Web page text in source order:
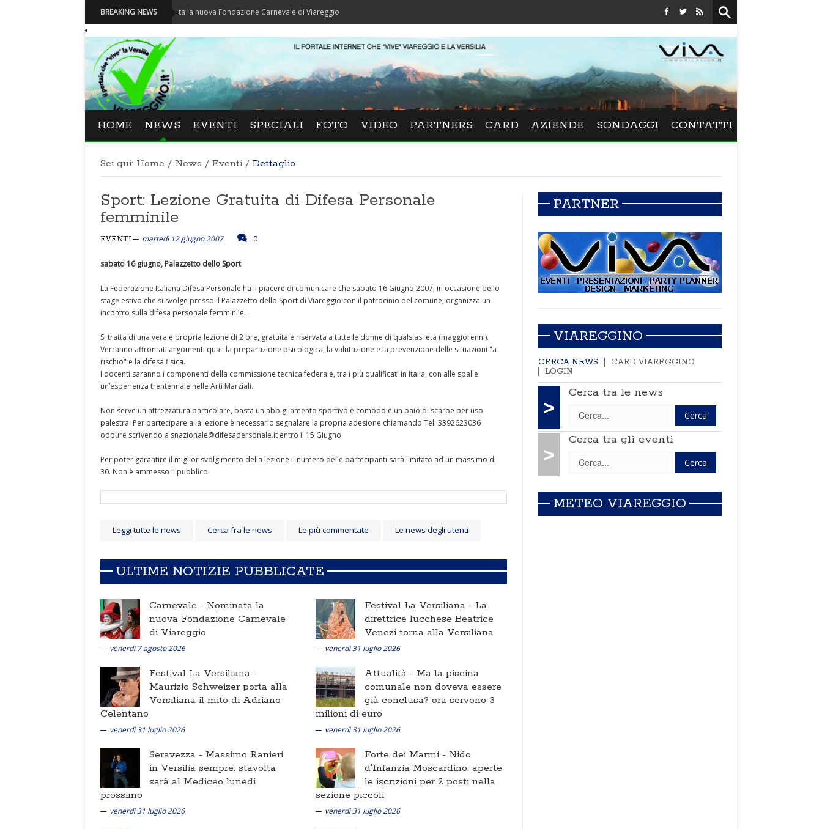
BREAKING NEWS
Carnevale - Nominata la nuova Fondazione Carnevale di Viareggio Festival La Versiliana - La direttrice lucchese Beatrice
HOME NEWS EVENTI SPECIALI FOTO VIDEO PARTNERS CARD AZIENDE SONDAGGI CONTATTI
Sei qui: Home / News / Eventi / Dettaglio
Sport: Lezione Gratuita di Difesa Personale
femminile
EVENTI martedì 12 giugno 2007 0
sabato 16 giugno, Palazzetto dello Sport
La Federazione Italiana Difesa Personale ha il piacere di comunicare che sabato 16 Giugno 2007, in occasione dello
stage estivo che si svolge presso il Palazzetto dello Sport di Viareggio con il patrocinio del comune, organizza un
incontro sulla difesa personale femminile.
Si tratta di una vera e propria lezione di 2 ore, gratuita e riservata a tutte le donne di qualsiasi età (maggiorenni).
Verranno affrontati argomenti quali la preparazione psicologica, la valutazione e la prevenzione delle situazioni "a
rischio" e la difesa fisica.
I docenti saranno i componenti della commissione tecnica federale, tra i più qualificati in Italia, con alle spalle
un’esperienza trentennale nelle Arti Marziali.
Non serve un'attrezzatura particolare, basta un abbigliamento sportivo e comodo e un paio di scarpe per uso
palestra. Per partecipare alla lezione è necessario segnalare la propria adesione chiamando Tel. 3392623036
oppure scrivendo a snazionale@difesapersonale.it entro il 15 Giugno.
Per poter garantire il miglior svolgimento della lezione il numero delle partecipanti sarà limitato ad un massimo di
30. Non è ammesso il pubblico.
Leggi tutte le news Cerca fra le news Le più commentate Le news degli utenti
ULTIME NOTIZIE PUBBLICATE
Carnevale - Nominata la
nuova Fondazione Carnevale
di Viareggio
venerdì 7 agosto 2026
Festival La Versiliana - La
direttrice lucchese Beatrice
Venezi torna alla Versiliana
venerdì 31 luglio 2026
Festival La Versiliana -
Maurizio Schweizer porta alla
Versiliana il mito di Adriano
Celentano
venerdì 31 luglio 2026
Attualità - Ma la piscina
comunale non doveva essere
già conclusa? ora servono 3
milioni di euro
venerdì 31 luglio 2026
Seravezza - Massimo Ranieri
in Versilia sempre: stavolta
sarà al Mediceo lunedi
prossimo
venerdì 31 luglio 2026
Forte dei Marmi - Nido
d'Infanzia Moscardino, aperte
le iscrizioni per 2 posti nella
sezione piccoli
venerdì 31 luglio 2026
PARTNER
VIAREGGINO
CERCA NEWS
CARD VIAREGGINO
LOGIN
>
Cerca tra le news
>
Cerca tra gli eventi
METEO VIAREGGIO